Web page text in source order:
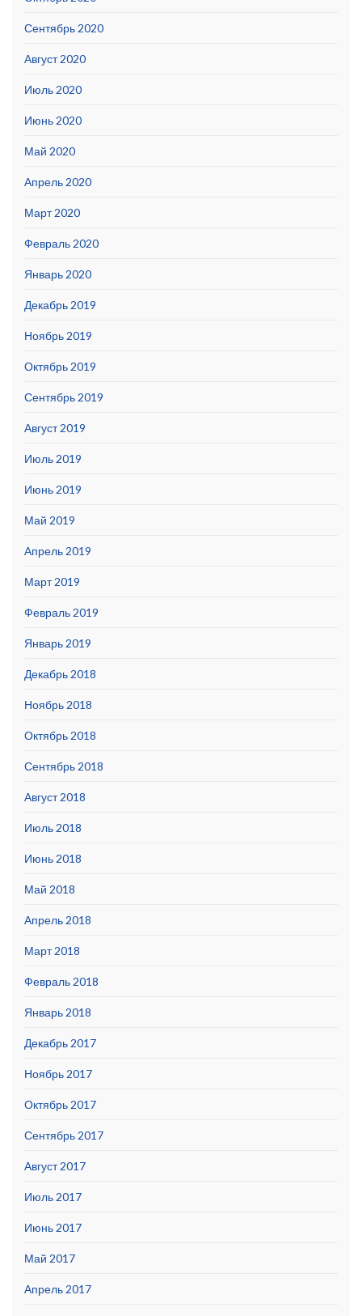
Сентябрь 2020
Август 2020
Июль 2020
Июнь 2020
Май 2020
Апрель 2020
Март 2020
Февраль 2020
Январь 2020
Декабрь 2019
Ноябрь 2019
Октябрь 2019
Сентябрь 2019
Август 2019
Июль 2019
Июнь 2019
Май 2019
Апрель 2019
Март 2019
Февраль 2019
Январь 2019
Декабрь 2018
Ноябрь 2018
Октябрь 2018
Сентябрь 2018
Август 2018
Июль 2018
Июнь 2018
Май 2018
Апрель 2018
Март 2018
Февраль 2018
Январь 2018
Декабрь 2017
Ноябрь 2017
Октябрь 2017
Сентябрь 2017
Август 2017
Июль 2017
Июнь 2017
Май 2017
Апрель 2017